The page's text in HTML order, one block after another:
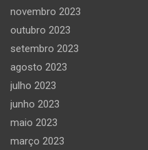
novembro 2023
outubro 2023
setembro 2023
agosto 2023
julho 2023
junho 2023
maio 2023
março 2023